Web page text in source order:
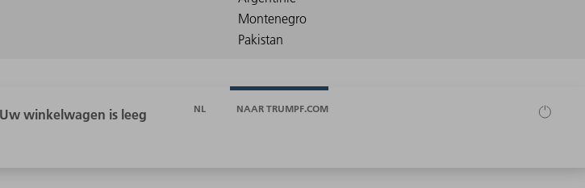
NL NAAR TRUMPF.COM